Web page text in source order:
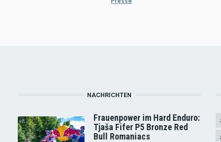
NACHRICHTEN
Frauenpower im Hard Enduro:
Tjaša Fifer P5 Bronze Red
Bull Romaniacs